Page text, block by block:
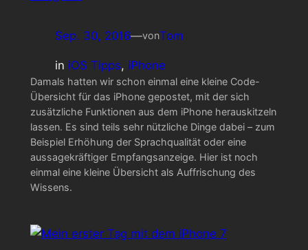
Sep. 30, 2016—vonTom
in iOS Tipps, iPhone
Damals hatten wir schon einmal eine kleine Code-
Übersicht für das iPhone gepostet, mit der sich
zusätzliche Funktionen aus dem iPhone herauskitzeln
lassen. Es sind teils sehr nützliche Dinge dabei – zum
Beispiel Erhöhung der Sprachqualität oder eine
aussagekräftiger Empfangsanzeige. Hier ist noch
einmal eine kleine Übersicht als Auffrischung des
Wissens.